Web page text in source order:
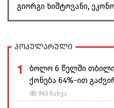
გიორგი ხიშტოვანი,
პოპულარული
1
ბოლო 6 წელში
ქონება 64%-ით
963 ნახვა